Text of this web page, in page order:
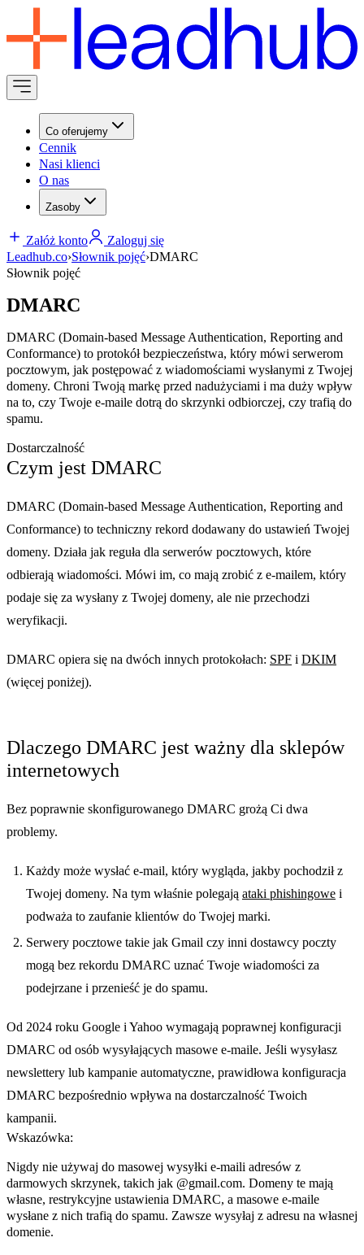
Co oferujemy
Cennik
Nasi klienci
O nas
Zasoby
Załóż konto
Zaloguj się
Leadhub.co›Słownik pojęć›DMARC
Słownik pojęć
DMARC
DMARC (Domain-based Message Authentication, Reporting and
Conformance) to protokół bezpieczeństwa, który mówi serwerom
pocztowym, jak postępować z wiadomościami wysłanymi z Twojej
domeny. Chroni Twoją markę przed nadużyciami i ma duży wpływ
na to, czy Twoje e-maile dotrą do skrzynki odbiorczej, czy trafią do
spamu.
Dostarczalność
Czym jest DMARC
DMARC (Domain-based Message Authentication, Reporting and
Conformance) to techniczny rekord dodawany do ustawień Twojej
domeny. Działa jak reguła dla serwerów pocztowych, które
odbierają wiadomości. Mówi im, co mają zrobić z e-mailem, który
podaje się za wysłany z Twojej domeny, ale nie przechodzi
weryfikacji.
DMARC opiera się na dwóch innych protokołach: SPF i DKIM
(więcej poniżej).
Dlaczego DMARC jest ważny dla sklepów
internetowych
Bez poprawnie skonfigurowanego DMARC grożą Ci dwa
problemy.
Każdy może wysłać e-mail, który wygląda, jakby pochodził z
Twojej domeny. Na tym właśnie polegają ataki phishingowe i
podważa to zaufanie klientów do Twojej marki.
Serwery pocztowe takie jak Gmail czy inni dostawcy poczty
mogą bez rekordu DMARC uznać Twoje wiadomości za
podejrzane i przenieść je do spamu.
Od 2024 roku Google i Yahoo wymagają poprawnej konfiguracji
DMARC od osób wysyłających masowe e-maile. Jeśli wysyłasz
newslettery lub kampanie automatyczne, prawidłowa konfiguracja
DMARC bezpośrednio wpływa na dostarczalność Twoich
kampanii.
Wskazówka:
Nigdy nie używaj do masowej wysyłki e-maili adresów z
darmowych skrzynek, takich jak @gmail.com. Domeny te mają
własne, restrykcyjne ustawienia DMARC, a masowe e-maile
wysłane z nich trafią do spamu. Zawsze wysyłaj z adresu na własnej
domenie.